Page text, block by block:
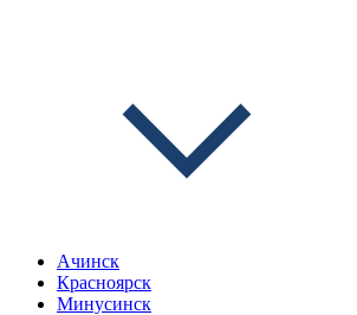
Ачинск
Красноярск
Минусинск